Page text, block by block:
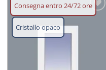
Consegna entro 24/72 ore
Cristallo opaco
Aggiungi